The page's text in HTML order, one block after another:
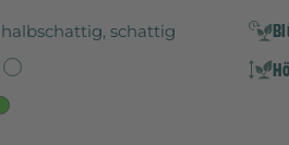
halbschattig, schattig